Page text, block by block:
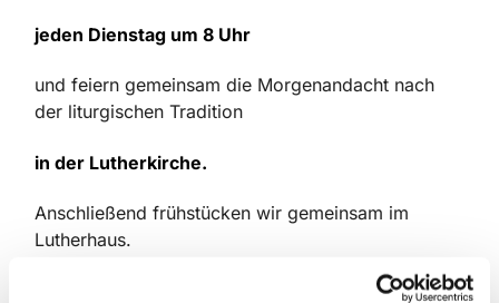
jeden Dienstag um 8 Uhr
und feiern gemeinsam die Morgenandacht nach
der liturgischen Tradition
in der Lutherkirche.
Anschließend frühstücken wir gemeinsam im
Lutherhaus.